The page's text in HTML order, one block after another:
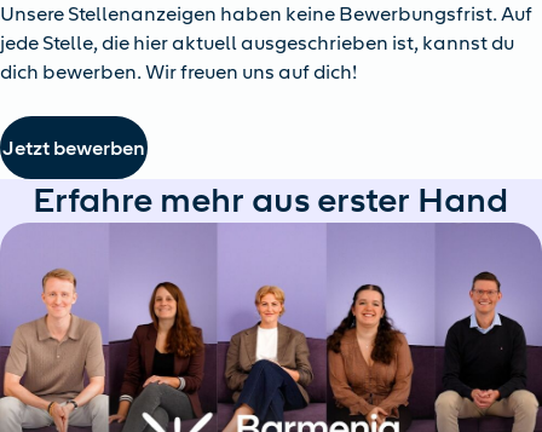
Unsere Stellenanzeigen haben keine Bewerbungsfrist. Auf
jede Stelle, die hier aktuell ausgeschrieben ist, kannst du
dich bewerben. Wir freuen uns auf dich!
Jetzt bewerben
Erfahre mehr aus erster Hand